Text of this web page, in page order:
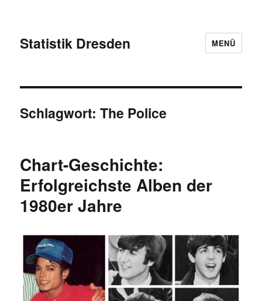
Statistik Dresden MENÜ
Schlagwort:The Police
Chart-Geschichte:
Erfolgreichste Alben der
1980er Jahre